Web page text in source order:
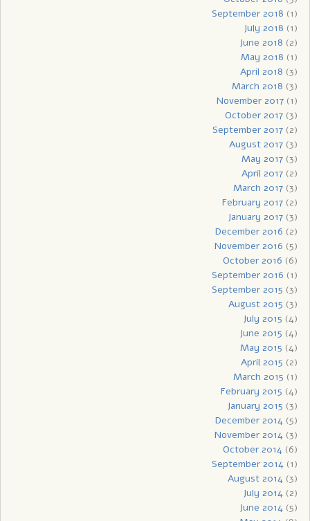
September 2018 (1)
July 2018 (1)
June 2018 (2)
May 2018 (1)
April 2018 (3)
March 2018 (3)
November 2017(1)
October 2017(3)
September 2017(2)
August 2017(3)
May 2017(3)
April 2017(2)
March 2017(3)
February 2017(2)
January 2017(3)
December 2016 (2)
November 2016 (5)
October 2016 (6)
September 2016 (1)
September 2015 (3)
August 2015 (3)
July 2015 (4)
June 2015 (4)
May 2015 (4)
April 2015 (2)
March 2015 (1)
February 2015 (4)
January 2015 (3)
December 2014(5)
November 2014(3)
October 2014(6)
September 2014(1)
August 2014(3)
July 2014(2)
June 2014(5)